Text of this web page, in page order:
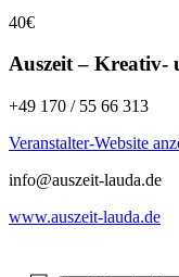
40€
Auszeit – Kreativ-
+49 170 / 55 66 313
Veranstalter-Website
info@auszeit-lauda.de
www.auszeit-lauda.de